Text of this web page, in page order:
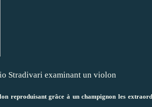
Stradivari examinant un violon
reproduisant grâce à un champignon les